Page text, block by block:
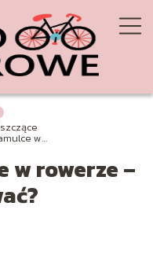
w
w rowerze –